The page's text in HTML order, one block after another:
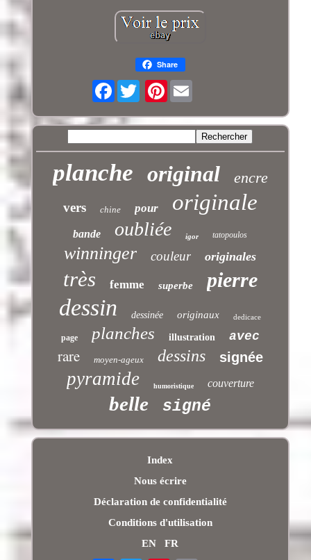
Share
Facebook Pinterest
planche original encre
vers chine pour originale
bande oubliée igor tatopoulos
winninger couleur originales
très femme superbe pierre
dessin dessinée originaux dedicace
page planches illustration avec
rare moyen-ageux dessins signée
pyramide humoristique couverture
belle signé
Index
Nous écrire
Déclaration de confidentialité
Conditions d'utilisation
EN
FR